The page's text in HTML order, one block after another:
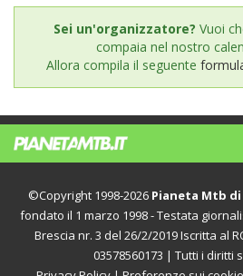
Sei un'organizzatore? Vuoi
compaia nel nostro
Allora compila il seguente
©Copyright 1998-2026 Pianeta Mtb
fondato il 1 marzo 1998 - Testata
Brescia nr. 3 del 26/2/2019 Iscritta al
03578560173 | Tutti i diritti